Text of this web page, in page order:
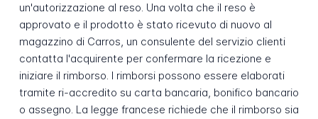
un'autorizzazione al reso. Una volta che il reso è
approvato e il prodotto è stato ricevuto di nuovo al
magazzino di Carros, un consulente del servizio clienti
contatta l'acquirente per confermare la ricezione e
iniziare il rimborso. I rimborsi possono essere elaborati
tramite ri-accredito su carta bancaria, bonifico bancario
o assegno. La legge francese richiede che il rimborso sia